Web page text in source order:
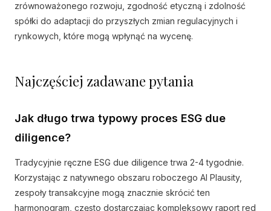
zrównoważonego rozwoju, zgodność etyczną i zdolność
spółki do adaptacji do przyszłych zmian regulacyjnych i
rynkowych, które mogą wpłynąć na wycenę.
Najczęściej zadawane pytania
Jak długo trwa typowy proces ESG due
diligence?
Tradycyjnie ręczne ESG due diligence trwa 2-4 tygodnie.
Korzystając z natywnego obszaru roboczego AI Plausity,
zespoły transakcyjne mogą znacznie skrócić ten
harmonogram, często dostarczając kompleksowy raport red